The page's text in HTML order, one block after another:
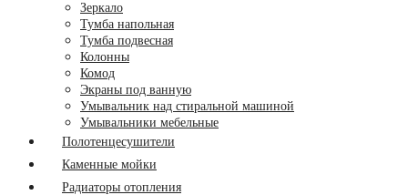
Зеркало
Тумба напольная
Тумба подвесная
Колонны
Комод
Экраны под ванную
Умывальник над стиральной машиной
Умывальники мебельные
Полотенцесушители
Каменные мойки
Радиаторы отопления